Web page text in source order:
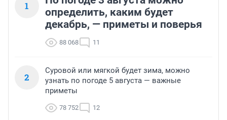
1
определить, каким будет
декабрь, — приметы и поверья
88 068 11
2
Суровой или мягкой будет зима, можно
узнать по погоде 5 августа — важные
приметы
78 752 12